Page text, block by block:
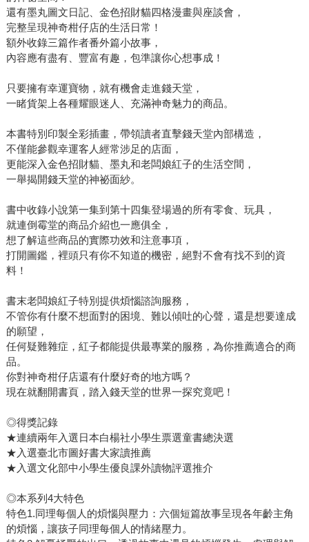
還有墨丸圖文日記、金色招財貓四格漫畫與座談會，
完整呈現神奇柑仔店的生活日常！
額外收錄三篇作者番外篇小故事，
內容應有盡有、豐富有趣，包準讓你心想事成！
只要擁有幸運寶物，就有機會走進錢天堂，
一睹貨架上各種耀眼迷人、充滿神奇魅力的商品。
本書特別印製全彩插畫，帶領讀者直擊錢天堂內部構造，
不僅能參觀幸運客人經常涉足的店面，
更能深入金色招財貓、墨丸和老闆娘紅子的生活空間，
一舉揭開錢天堂的神祕面紗。
書中收錄小說第一集到第十四集登場過的所有零食、玩具，
就連倒霉堂的商品介紹也一應俱全，
想了解這些商品的實際功效和注意事項，
打開圖鑑，裡頭只有你不知道的機密，絕對不會有找不到的資
料！
書末老闆娘紅子特別提供煩惱諮詢服務，
不管你有什麼不想面對的困境、難以傾吐的心聲，還是想要達成
的願望，
任何疑難雜症，紅子都能提供最專業的服務，為你推薦適合的商
品。
你對神奇柑仔店還有什麼好奇的地方嗎？
現在就翻開書頁，踏入錢天堂的世界一探究竟吧！
◎得獎記錄
★連續兩年入選日本白楊社小學生票選童書總決選
★入選臺北市圖好書大家讀推薦
★入選文化部中小學生優良課外讀物評選推介
◎本系列4大特色
特色1.同理每個人的煩惱與壓力：六個短篇故事呈現各年齡主角
的煩惱，讓孩子同理每個人的情緒壓力。